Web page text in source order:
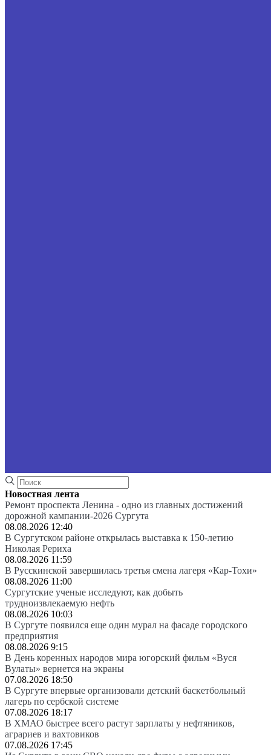
Новостная лента
Ремонт проспекта Ленина - одно из главных достижений
дорожной кампании-2026 Сургута
08.08.2026 12:40
В Сургутском районе открылась выставка к 150-летию
Николая Рериха
08.08.2026 11:59
В Русскинской завершилась третья смена лагеря «Кар-Тохи»
08.08.2026 11:00
Сургутские ученые исследуют, как добыть
трудноизвлекаемую нефть
08.08.2026 10:03
В Сургуте появился еще один мурал на фасаде городского
предприятия
08.08.2026 9:15
В День коренных народов мира югорский фильм «Вуся
Вулаты» вернется на экраны
07.08.2026 18:50
В Сургуте впервые организовали детский баскетбольный
лагерь по сербской системе
07.08.2026 18:17
В ХМАО быстрее всего растут зарплаты у нефтяников,
аграриев и вахтовиков
07.08.2026 17:45